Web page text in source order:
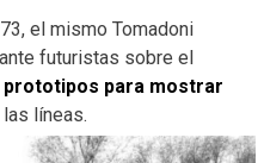
el mismo Tomadoni
futuristas sobre el
para mostrar
líneas.